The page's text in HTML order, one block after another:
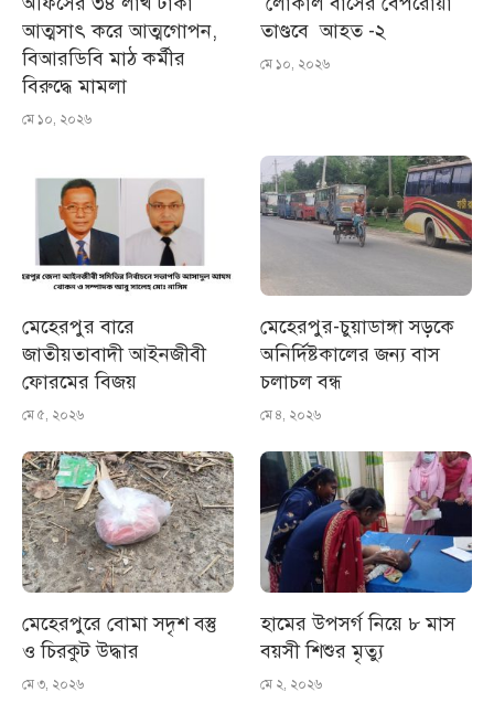
আত্মসাৎ করে আত্মগোপন,
বিআরডিবি মাঠ কর্মীর
বিরুদ্ধে মামলা
মে ১০, ২০২৬
তাণ্ডবে আহত -২
মে ১০, ২০২৬
মেহেরপুর বারে
জাতীয়তাবাদী আইনজীবী
ফোরমের বিজয়
মে ৫, ২০২৬
মেহেরপুর-চুয়াডাঙ্গা সড়কে
অনির্দিষ্টকালের জন্য বাস
চলাচল বন্ধ
মে ৪, ২০২৬
মেহেরপুরে বোমা সদৃশ বস্তু
ও চিরকুট উদ্ধার
মে ৩, ২০২৬
হামের উপসর্গ নিয়ে ৮ মাস
বয়সী শিশুর মৃত্যু
মে ২, ২০২৬